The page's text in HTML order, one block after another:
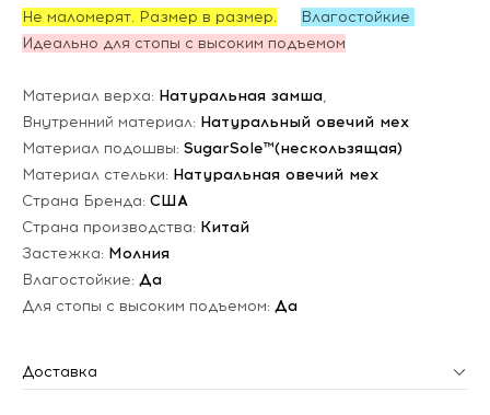
Не маломерят. Размер в размер.
Влагостойкие
Идеально для стопы с высоким подъемом
Материал верха: Натуральная замша,
Внутренний материал: Натуральный овечий мех
Материал подошвы: SugarSole™(нескользящая)
Материал стельки: Натуральная овечий мех
Страна Бренда: США
Страна производства: Китай
Застежка: Молния
Влагостойкие: Да
Для стопы с высоким подъемом: Да
Доставка